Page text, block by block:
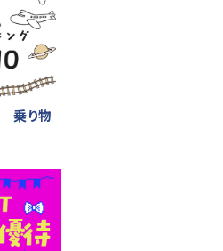
乗り物